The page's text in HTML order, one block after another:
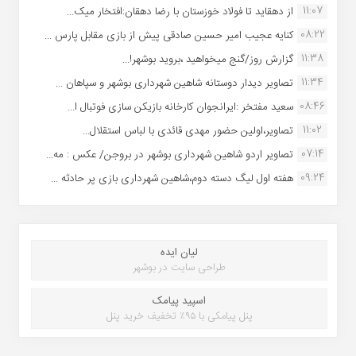
11:07
از دهقاید تا فولاد خوزستان با رضا دهقان:افتخار میک...
08:22 کنایه عجیب امیر حسین صادقی پیش از بازی مقابل پارس ...
11:38 گزارش روز/گنج میخواهید ،بروید بوشهر!...
11:34 تصاویر دیدار دوستانه شاهین شهردارى بوشهر و سپاهان ...
08:46 سعید مفتخر :ایرانجوان کارخانه بازیکن سازی فوتبال ا...
11:02
تصاویر،اولین حضور مهدی قائدی با لباس استقلال...
07:14 تصاویر اردو شاهین شهرداری بوشهر در بروجن/ عکس : مه...
09:24 هفته اول لیگ دسته دوم،شاهین شهرداری بازی پر حادثه ...
لیان ایده
طراحی سایت در بوشهر
اسپید پیامک
پنل پیامکی با ۹۵٪ تخفیف خرید پنل